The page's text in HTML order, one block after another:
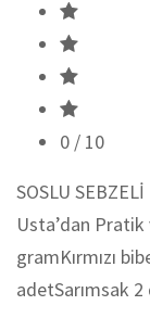
0 / 10
SOSLU
Usta’dan
gramKırmızı
adetSarımsak